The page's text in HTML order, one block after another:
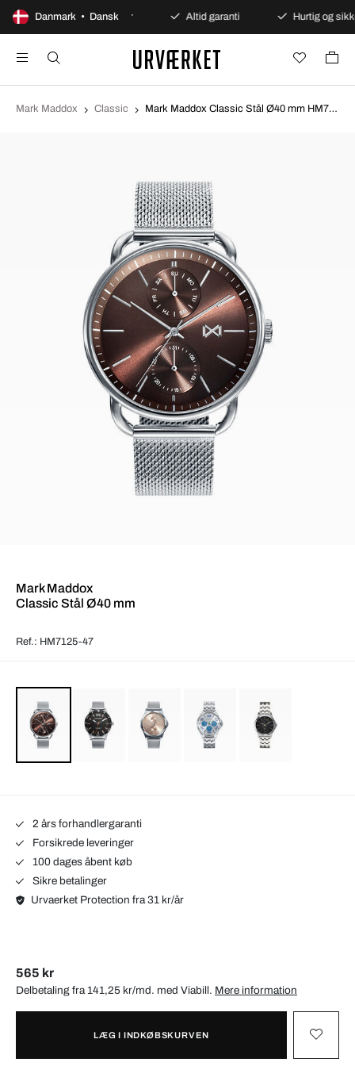
Danmark • Dansk
Sikre betalinger Altid garanti Hurtig og
Mark Maddox Classic Mark Maddox Classic Stål Ø40 mm HM7125-47
Mark Maddox
Classic Stål Ø40 mm
Ref.: HM7125-47
2 års forhandlergaranti
Forsikrede leveringer
100 dages åbent køb
Sikre betalinger
Urvaerket Protection fra 31 kr/år
565 kr
Delbetaling fra 141,25 kr/md. med Viabill. Mere information
LÆG I INDKØBSKURVEN